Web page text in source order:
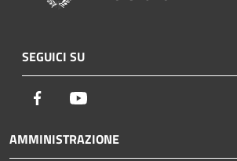
SEGUICI SU
Facebook
AMMINISTRAZIONE